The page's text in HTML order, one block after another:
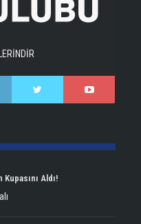
Aldı!